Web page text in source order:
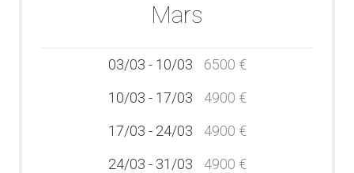
Mars
03/03 - 10/03
6500 €
10/03 - 17/03
4900 €
17/03 - 24/03
4900 €
24/03 - 31/03
4900 €